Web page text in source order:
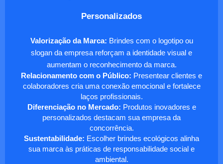
Personalizados
Valorização da Marca: Brindes com o logotipo ou
slogan da empresa reforçam a identidade visual e
aumentam o reconhecimento da marca.
Relacionamento com o Público: Presentear clientes e
colaboradores cria uma conexão emocional e fortalece
laços profissionais.
Diferenciação no Mercado: Produtos inovadores e
personalizados destacam sua empresa da
concorrência.
Sustentabilidade: Escolher brindes ecológicos alinha
sua marca às práticas de responsabilidade social e
ambiental.